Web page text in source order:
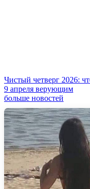
Чистый четверг 2026:
9 апреля верующим
больше новостей